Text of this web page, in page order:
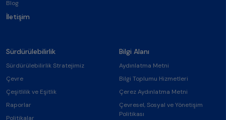
Blog
İletişim
Sürdürülebilirlik
Sürdürülebilirlik Stratejimiz
Çevre
Çeşitlilik ve Eşitlik
Raporlar
Politikalar
Bilgi Alanı
Aydınlatma Metni
Bilgi Toplumu Hizmetleri
Çerez Aydınlatma Metni
Çevresel, Sosyal ve Yönetişim
Politikası